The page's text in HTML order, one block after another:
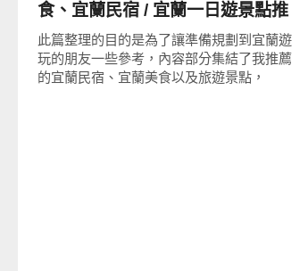
食、宜蘭民宿 / 宜蘭一日遊景點推
薦2013
此篇整理的目的是為了讓準備規劃到宜蘭遊
玩的朋友一些參考，內容部分集結了我推薦
的宜蘭民宿、宜蘭美食以及旅遊景點，